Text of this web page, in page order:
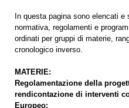
In questa pagina sono elencati
normativa, regolamenti e
ordinati per gruppi di materie,
cronologico inverso.
MATERIE:
Regolamentazione della
rendicontazione di interventi
Europeo: